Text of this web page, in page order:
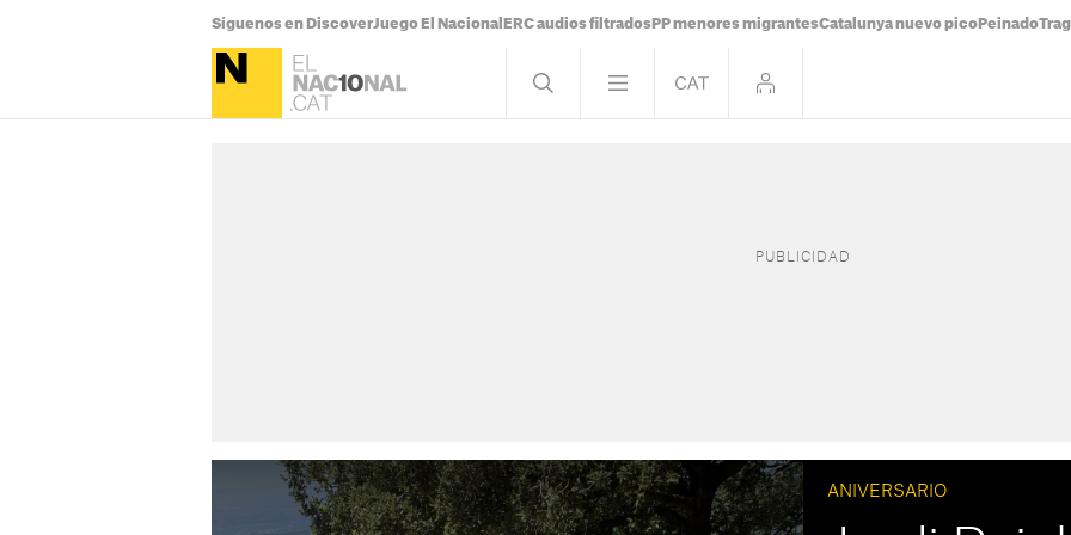
Síguenos en DiscoverJuego El Nacional ERC audios filtrados PP menores migrantesCatalunya nuevo pico Peinado
ANIVERSARIO